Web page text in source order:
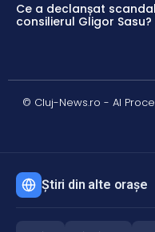
Ce a declanșat
consilierul Gligor Sasu?
© Cluj-News.ro - AI
Știri din alte orașe